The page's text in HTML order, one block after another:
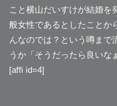
こと横山だいすけが結婚を
般女性であるとしたことか
んなのでは？ という噂まで
うか「そうだったら良いな
[affi id=4]